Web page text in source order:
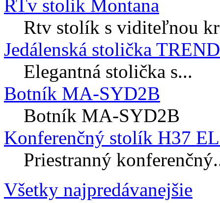
RTv stolik Montana
Rtv stolík s viditeľnou
Jedálenská stolička
Elegantná stolička s...
Botník MA-SYD2B
Botník MA-SYD2B
Konferenčný stolík H37
Priestranný
Všetky najpredávanejšie